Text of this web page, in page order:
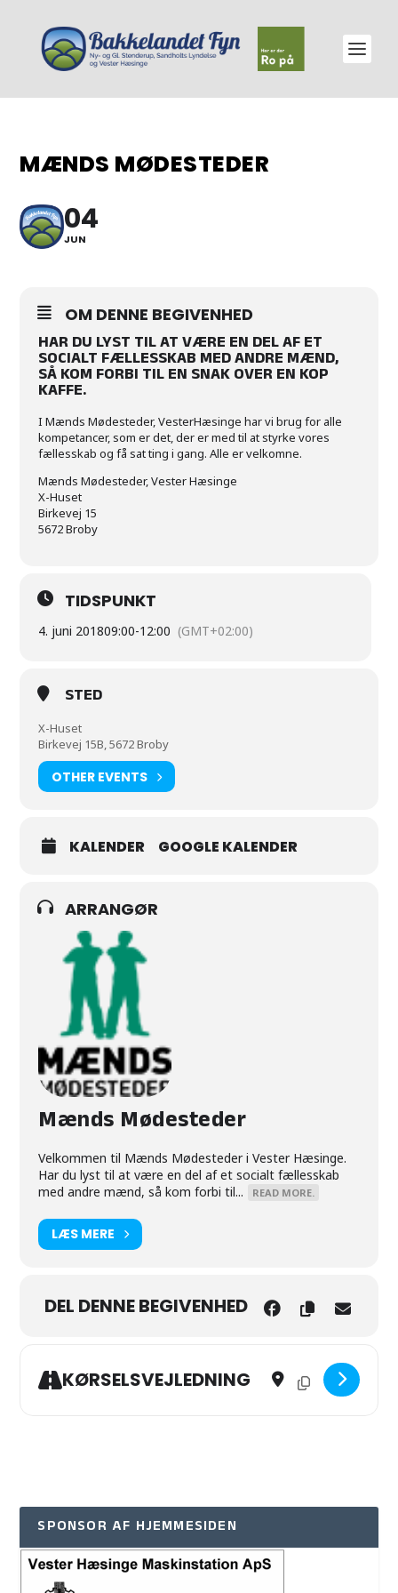
MÆNDS MØDESTEDER
04
JUN
OM DENNE BEGIVENHED
HAR DU LYST TIL AT VÆRE EN DEL AF ET
SOCIALT FÆLLESSKAB MED ANDRE MÆND,
SÅ KOM FORBI TIL EN SNAK OVER EN KOP
KAFFE.
I Mænds Mødesteder, VesterHæsinge har vi brug for alle
kompetancer, som er det, der er med til at styrke vores
fællesskab og få sat ting i gang. Alle er velkomne.
Mænds Mødesteder, Vester Hæsinge
X-Huset
Birkevej 15
5672 Broby
TIDSPUNKT
4. juni 201809:00-12:00 (GMT+02:00)
STED
X-Huset
Birkevej 15B, 5672 Broby
OTHER EVENTS
KALENDER GOOGLE KALENDER
ARRANGØR
Mænds Mødesteder
Velkommen til Mænds Mødesteder i Vester Hæsinge.
Har du lyst til at være en del af et socialt fællesskab
med andre mænd, så kom forbi til...
READ MORE.
LÆS MERE
DEL DENNE BEGIVENHED
KØRSELSVEJLEDNING Address - MÆNDS
Destination
SPONSOR AF HJEMMESIDEN